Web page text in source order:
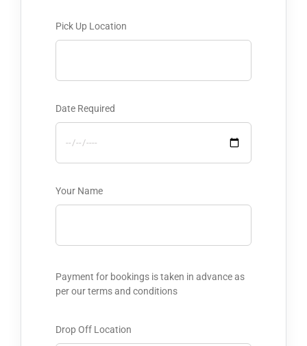
Pick Up Location
Date Required
Your Name
Payment for bookings is taken in advance as
per our terms and conditions
Drop Off Location